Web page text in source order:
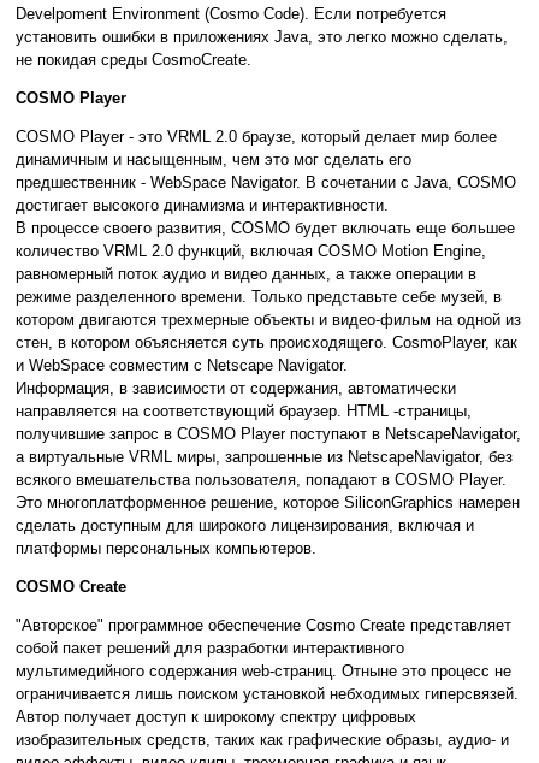
Develpoment Environment (Cosmo Code). Если потребуется
установить ошибки в приложениях Java, это легко можно сделать,
не покидая среды CosmoCreate.
COSMO Player
COSMO Player - это VRML 2.0 браузе, который делает мир более
динамичным и насыщенным, чем это мог сделать его
предшественник - WebSpace Navigator. В сочетании с Java, СOSMO
достигает высокого динамизма и интерактивности.
В процессе своего развития, СOSMO будет включать еще большее
количество VRML 2.0 функций, включая COSMO Motion Engine,
равномерный поток аудио и видео данных, а также операции в
режиме разделенного времени. Только представьте себе музей, в
котором двигаются трехмерные объекты и видео-фильм на одной из
стен, в котором объясняется суть происходящего. СosmoPlayer, как
и WebSpace совместим с Netscape Navigator.
Информация, в зависимости от содержания, автоматически
направляется на соответствующий браузер. HTML -страницы,
получившие запрос в COSMO Player поступают в NetscapeNavigator,
а виртуальные VRML миры, запрошенные из NetscapeNavigator, без
всякого вмешательства пользователя, попадают в COSMO Player.
Это многоплатформенное решение, которое SiliconGraphics намерен
сделать доступным для широкого лицензирования, включая и
платформы персональных компьютеров.
СOSMO Create
"Aвторское" программное обеспечение Cosmo Create представляет
собой пакет решений для разработки интерактивного
мультимедийного содержания web-страниц. Отныне это процесс не
ограничивается лишь поиском установкой небходимых гиперсвязей.
Автор получает доступ к широкому спектру цифровых
изобразительных средств, таких как графические образы, аудио- и